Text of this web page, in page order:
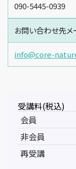
090-5445-0939
お問い合わせ先メ
info@core-
受講料(税込)
会員
非会員
再受講